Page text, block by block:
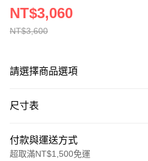
NT$3,600
NT$3,060
請選擇商品選項
尺寸表
付款與運送方式
超取滿NT$1,500免運